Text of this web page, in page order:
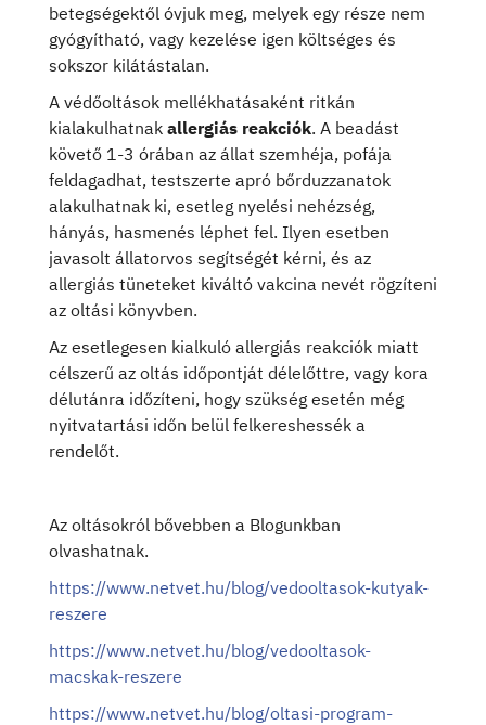
betegségektől óvjuk meg, melyek egy része nem
gyógyítható, vagy kezelése igen költséges és
sokszor kilátástalan.
A védőoltások mellékhatásaként ritkán
kialakulhatnak allergiás reakciók. A beadást
követő 1-3 órában az állat szemhéja, pofája
feldagadhat, testszerte apró bőrduzzanatok
alakulhatnak ki, esetleg nyelési nehézség,
hányás, hasmenés léphet fel. Ilyen esetben
javasolt állatorvos segítségét kérni, és az
allergiás tüneteket kiváltó vakcina nevét rögzíteni
az oltási könyvben.
Az esetlegesen kialkuló allergiás reakciók miatt
célszerű az oltás időpontját délelőttre, vagy kora
délutánra időzíteni, hogy szükség esetén még
nyitvatartási időn belül felkereshessék a
rendelőt.
Az oltásokról bővebben a Blogunkban
olvashatnak.
https://www.netvet.hu/blog/vedooltasok-kutyak-
reszere
https://www.netvet.hu/blog/vedooltasok-
macskak-reszere
https://www.netvet.hu/blog/oltasi-program-